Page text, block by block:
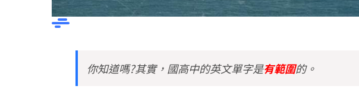
你知道嗎?其實，國高中的英文單字是有範圍的。